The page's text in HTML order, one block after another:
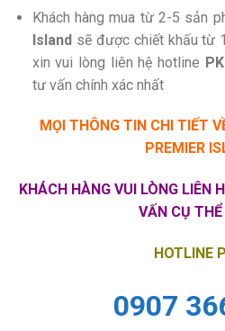
Khách hàng mua từ 2-5 sản
Islandsẽ được chiết khấu từ
xin vui lòng liên hệ hotline
tư vấn chính xác nhất
MỌI THÔNG TIN CHI TIẾT
PREMIER
KHÁCH HÀNG VUI LÒNG LIÊN
VẤN CỤ
HOTLINE
0907